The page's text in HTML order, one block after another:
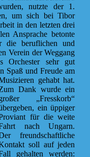
nutzte der 1.
um sich bei Tibor
in den letzten drei
Ansprache betonte
die beruflichen und
Verein der Weggang
Orchester sehr gut
Spaß und Freude am
gehabt hat.
Dank wurde ein
„Fresskorb“
ein üppiger
für die weite
nach Ungarn.
freundschaftliche
soll auf jeden
gehalten werden: